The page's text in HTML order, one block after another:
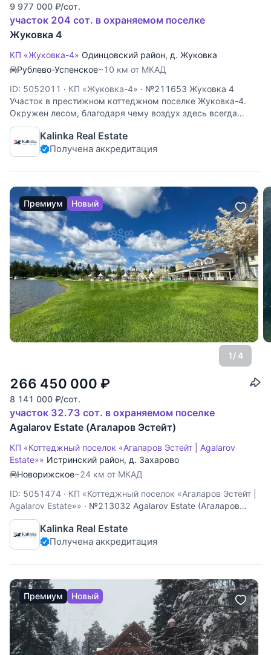
9 977 000 ₽/сот.
участок 204 сот. в охраняемом поселке
Жуковка 4
КП «Жуковка-4» Одинцовский район, д. Жуковка
Рублево-Успенское~10 км от МКАД
ID: 5052011 · КП «Жуковка-4» · №211653 Жуковка 4
Участок в престижном коттеджном поселке Жуковка-4.
Окружен лесом, благодаря чему воздух здесь всегда
остается чистым и свежим. На уникальном лесном
участке протекает естественный ручей и растут вековые
сосны. На территории также
Kalinka Real Estate
Получена аккредитация
Премиум Новый
1/ 4
266 450 000 ₽
8 141 000 ₽/сот.
участок 32.73 сот. в охраняемом поселке
Agalarov Estate (Агаларов Эстейт)
КП «Коттеджный поселок «Агаларов Эстейт | Agalarov
Estate»» Истринский район, д. Захарово
Новорижское~24 км от МКАД
ID: 5051474 · КП «Коттеджный поселок «Агаларов Эстейт |
Agalarov Estate»» · №213032 Agalarov Estate (Агаларов
Эстейт) Предлагается земельный участок 32,73 сотки в
поселке Агаларов эстейт. Участок правильной формы,
ровный, полевой. Коммуникации центральные по границе.
Kalinka Real Estate
Получена аккредитация
Премиум Новый